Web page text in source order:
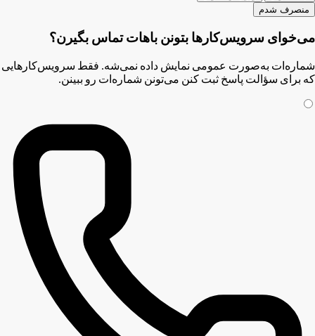
منصرف شدم
می‌خوای سرویس‌کارها بتونن باهات تماس بگیرن؟
شماره‌ات به‌صورت عمومی نمایش داده نمی‌شه. فقط سرویس‌کارهایی
که برای سؤالت پاسخ ثبت کنن می‌تونن شماره‌ات رو ببینن.